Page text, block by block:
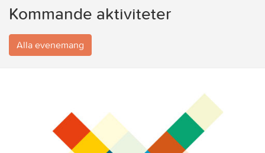
Kommande aktiviteter
Alla evenemang